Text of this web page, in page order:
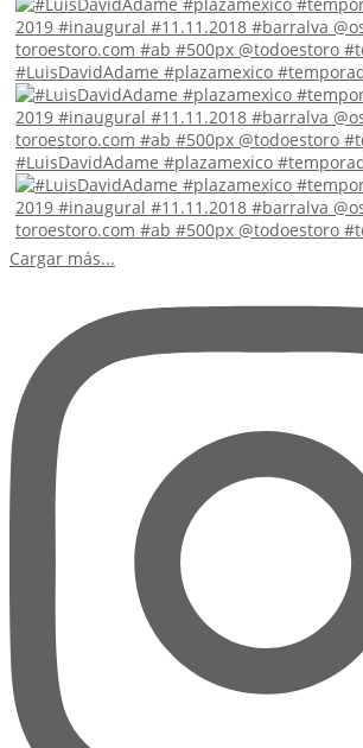
#LuisDavidAdame #plazamexico
#LuisDavidAdame #plazamexico
Cargar más...